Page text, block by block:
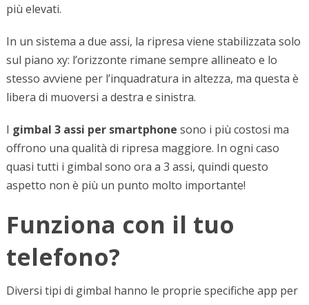
più elevati.
In un sistema a due assi, la ripresa viene stabilizzata solo
sul piano xy: l’orizzonte rimane sempre allineato e lo
stesso avviene per l’inquadratura in altezza, ma questa è
libera di muoversi a destra e sinistra.
I gimbal 3 assi per smartphone sono i più costosi ma
offrono una qualità di ripresa maggiore. In ogni caso
quasi tutti i gimbal sono ora a 3 assi, quindi questo
aspetto non è più un punto molto importante!
Funziona con il tuo
telefono?
Diversi tipi di gimbal hanno le proprie specifiche app per